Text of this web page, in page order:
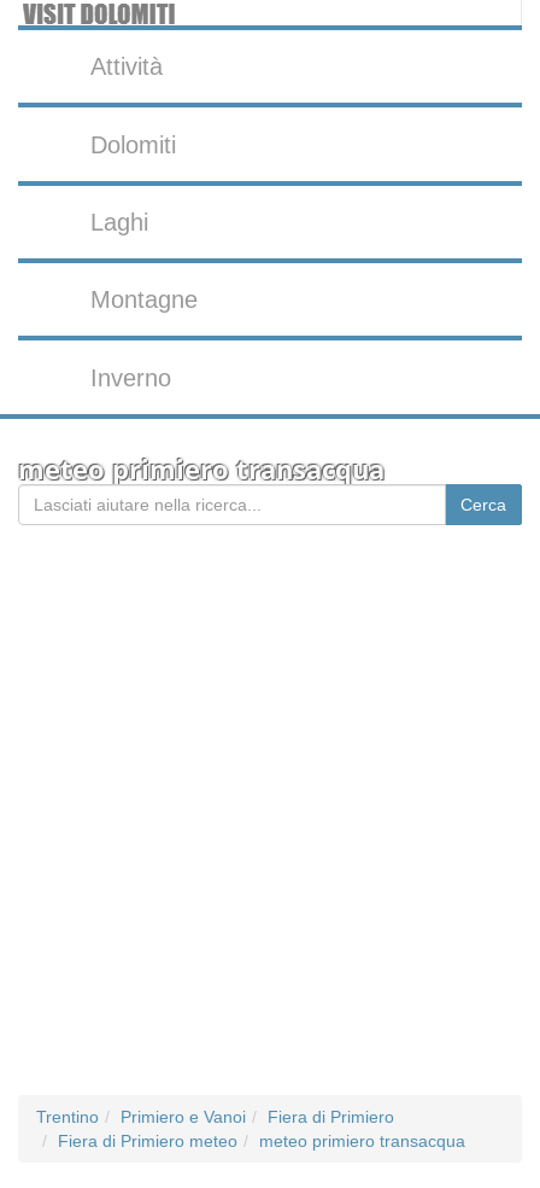
Attività
Dolomiti
Laghi
Montagne
Inverno
meteo primiero transacqua
Trentino Primiero e Vanoi
Fiera di Primiero
Fiera di Primiero meteo
meteo primiero transacqua